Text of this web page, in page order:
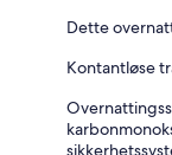
Dette
Kontantløse